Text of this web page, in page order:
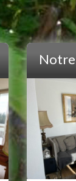
Notre